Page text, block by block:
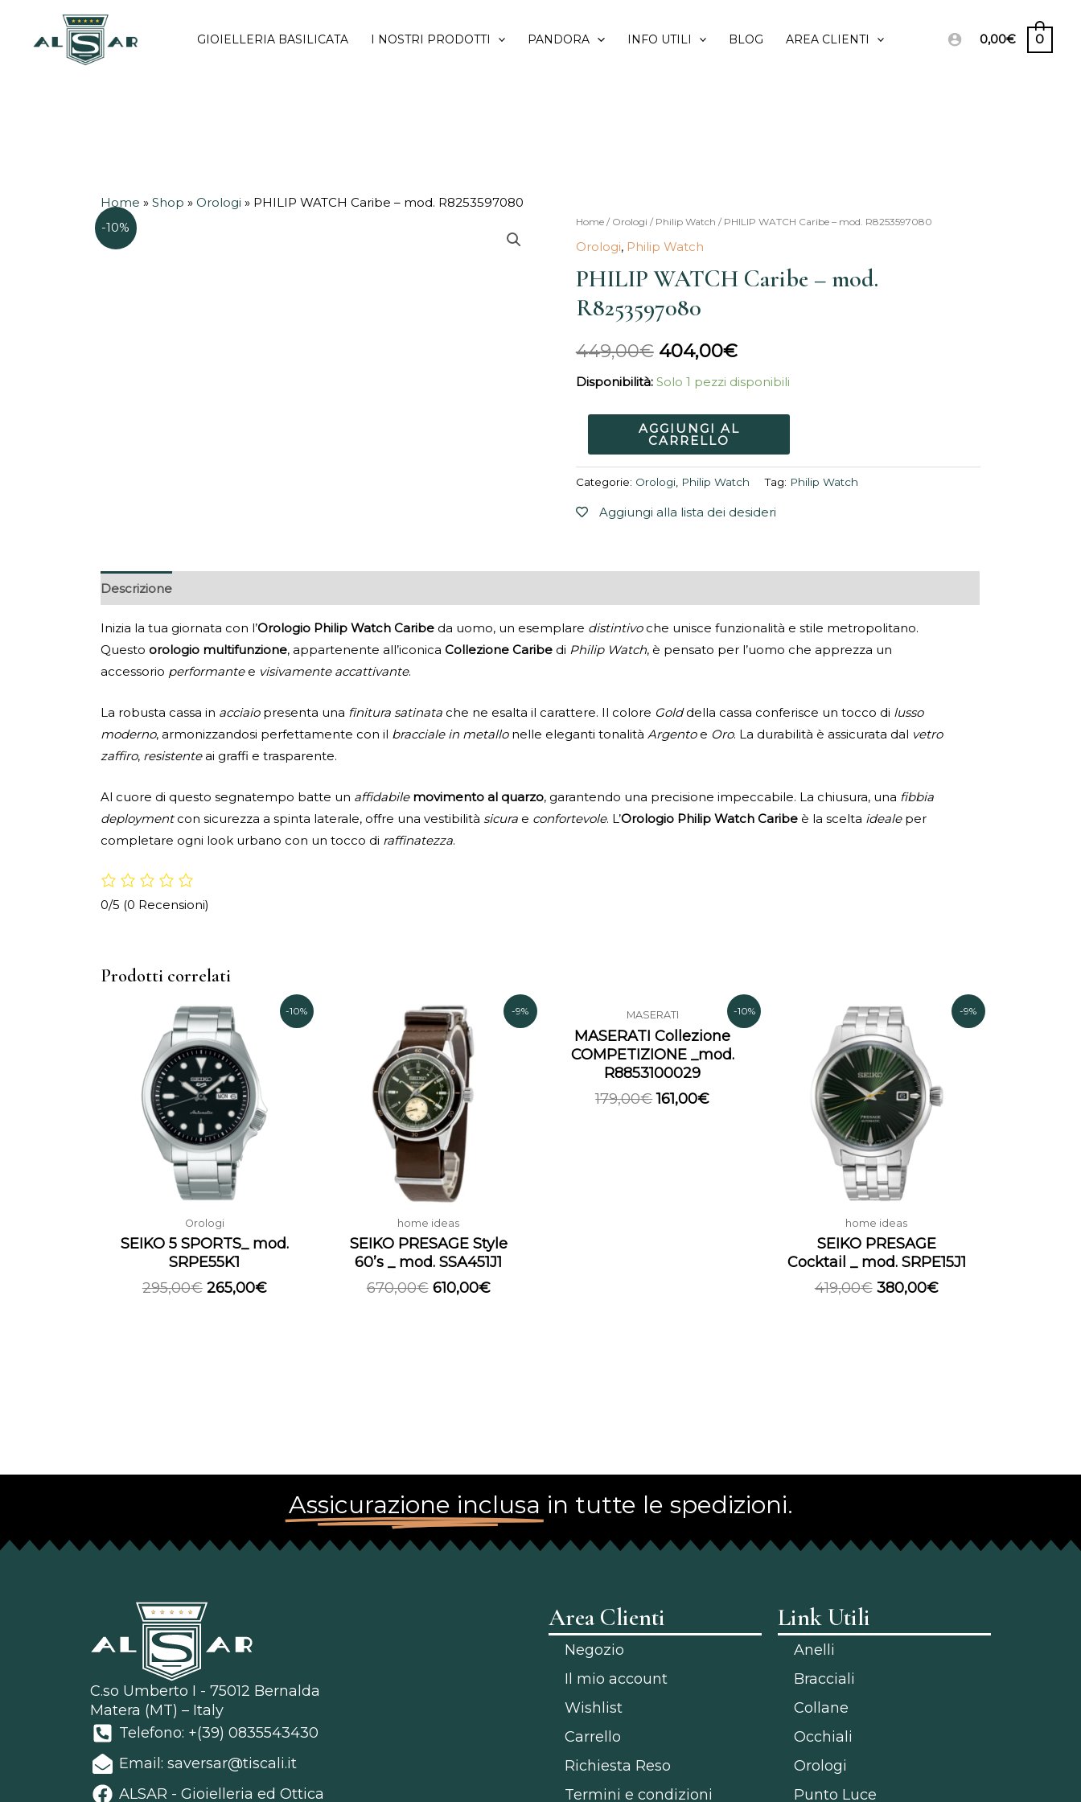
GIOIELLERIA BASILICATA I NOSTRI PRODOTTI PANDORA INFO UTILI BLOG AREA CLIENTI 0,00€ 0
Home »Shop » Orologi » PHILIP WATCH Caribe – mod. R8253597080
-10%
Home/ Orologi / Philip Watch / PHILIP WATCH Caribe – mod. R8253597080
Orologi, Philip Watch
PHILIP WATCH Caribe – mod.
R8253597080
449,00€
Il
originale
era:
449,00€.
404,00€
Il
404,00€.
Disponibilità: Solo 1 pezzi disponibili
PHILIP
WATCH
-
mod.
quantità
AGGIUNGI AL
CARRELLO
Categorie: Orologi, Philip Watch Tag: Philip Watch
Aggiungi alla lista dei desideri
Descrizione
Inizia la tua giornata con l’Orologio Philip Watch Caribe da uomo, un esemplare distintivoche unisce funzionalità e stile metropolitano.
Questo orologio multifunzione, appartenente all’iconicaCollezione Caribe di Philip Watch, è pensato per l’uomo che apprezza un
accessorio performantee visivamente accattivante.
La robusta cassa in acciaiopresenta una finitura satinata che ne esalta il carattere. Il colore Golddella cassa conferisce un tocco di lusso
moderno, armonizzandosi perfettamente con il bracciale in metallonelle eleganti tonalitàArgentoe Oro. La durabilità è assicurata dal vetro
zaffiro, resistenteai graffi e trasparente.
Al cuore di questo segnatempo batte un affidabile movimento al quarzo, garantendo una precisione impeccabile. La chiusura, una fibbia
deploymentcon sicurezza a spinta laterale, offre una vestibilità sicura e confortevole. L’Orologio Philip Watch Caribe è la scelta idealeper
completare ogni look urbano con un tocco di raffinatezza.
0/5 (0 Recensioni)
Prodotti correlati
-10%
Orologi
SEIKO 5 SPORTS_ mod.
SRPE55K1
295,00€
Il
prezzo
originale
era:
295,00€.
265,00€
prezzo
-9%
home ideas
SEIKO PRESAGE Style
60’s _ mod. SSA451J1
670,00€
Il
prezzo
originale
era:
670,00€.
610,00€
prezzo
-10%
MASERATI
MASERATI Collezione
COMPETIZIONE _mod.
R8853100029
179,00€
Il
prezzo
originale
era:
179,00€.
161,00€
prezzo
attuale
è:
-9%
home ideas
SEIKO PRESAGE
Cocktail _ mod. SRPE15J1
419,00€
Il
prezzo
originale
era:
419,00€.
380,00€
prezzo
380,00€.
Assicurazione inclusa in tutte le spedizioni.
C.so Umberto I - 75012 Bernalda
Matera (MT) – Italy
Telefono: +(39) 0835543430
Email: saversar@tiscali.it
ALSAR - Gioielleria ed Ottica
Area Clienti
Negozio
Il mio account
Wishlist
Carrello
Richiesta Reso
Termini e condizioni
Link Utili
Anelli
Bracciali
Collane
Occhiali
Orologi
Punto Luce